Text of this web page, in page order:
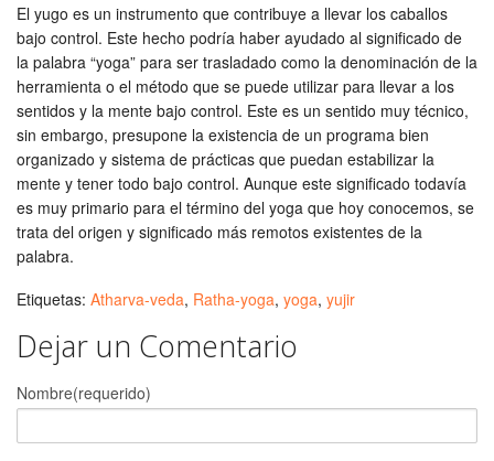
El yugo es un instrumento que contribuye a llevar los caballos
bajo control. Este hecho podría haber ayudado al significado de
la palabra “yoga” para ser trasladado como la denominación de la
herramienta o el método que se puede utilizar para llevar a los
sentidos y la mente bajo control. Este es un sentido muy técnico,
sin embargo, presupone la existencia de un programa bien
organizado y sistema de prácticas que puedan estabilizar la
mente y tener todo bajo control. Aunque este significado todavía
es muy primario para el término del yoga que hoy conocemos, se
trata del origen y significado más remotos existentes de la
palabra.
Etiquetas: Atharva-veda, Ratha-yoga, yoga, yujir
Dejar un Comentario
Nombre(requerido)